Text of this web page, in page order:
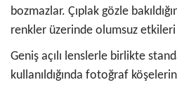
bozmazlar. Çıplak gözle
renkler üzerinde olumsuz
Geniş açılı lenslerle birlikte
kullanıldığında fotoğraf